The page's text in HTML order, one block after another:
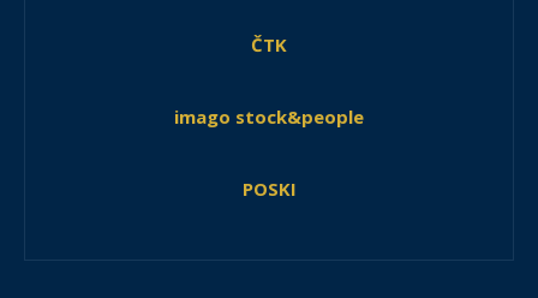
ČTK
imago stock&people
POSKI